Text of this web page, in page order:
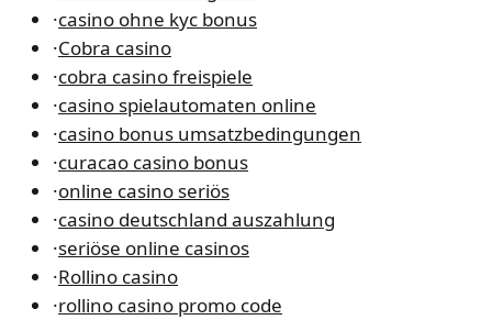
·casino ohne kyc bonus
·Cobra casino
·cobra casino freispiele
·casino spielautomaten online
·casino bonus umsatzbedingungen
·curacao casino bonus
·online casino seriös
·casino deutschland auszahlung
·seriöse online casinos
·Rollino casino
·rollino casino promo code